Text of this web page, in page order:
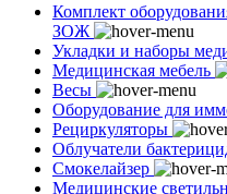
Комплект
ЗОЖ
Укладки и наборы
Медицинская мебель
Весы
Оборудование для
Рециркуляторы
Облучатели
Смокелайзер
Медицинские